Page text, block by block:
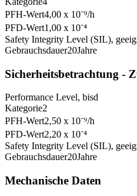
PFH-Wert4,00 x 10⁻⁹/h
PFD-Wert1,00 x 10⁻⁴
Safety Integrity Level (SIL),
Gebrauchsdauer20Jahre
Sicherheitsbetrachtung -
Performance Level, bisd
Kategorie2
PFH-Wert2,50 x 10⁻⁹/h
PFD-Wert2,20 x 10⁻⁴
Safety Integrity Level (SIL),
Gebrauchsdauer20Jahre
Mechanische Daten